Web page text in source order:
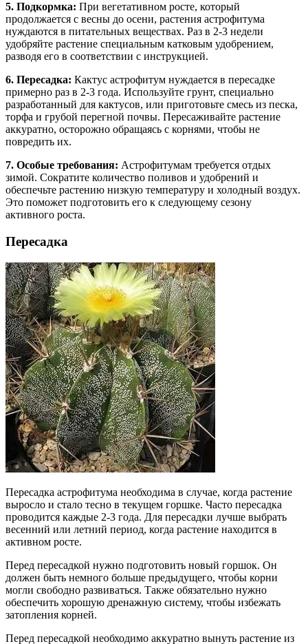
5. Подкормка: При вегетативном росте, который
продолжается с весны до осени, растения астрофитума
нуждаются в питательных веществах. Раз в 2-3 недели
удобряйте растение специальным катковым удобрением,
разводя его в соответствии с инструкцией.
6. Пересадка: Кактус астрофитум нуждается в пересадке
примерно раз в 2-3 года. Используйте грунт, специально
разработанный для кактусов, или приготовьте смесь из песка,
торфа и грубой перегной почвы. Пересаживайте растение
аккуратно, осторожно обращаясь с корнями, чтобы не
повредить их.
7. Особые требования: Астрофитумам требуется отдых
зимой. Сократите количество поливов и удобрений и
обеспечьте растению низкую температуру и холодный воздух.
Это поможет подготовить его к следующему сезону
активного роста.
Пересадка
Пересадка астрофитума необходима в случае, когда растение
выросло и стало тесно в текущем горшке. Часто пересадка
проводится каждые 2-3 года. Для пересадки лучше выбрать
весенний или летний период, когда растение находится в
активном росте.
Перед пересадкой нужно подготовить новый горшок. Он
должен быть немного больше предыдущего, чтобы корни
могли свободно развиваться. Также обязательно нужно
обеспечить хорошую дренажную систему, чтобы избежать
затопления корней.
Перед пересадкой необходимо аккуратно вынуть растение из